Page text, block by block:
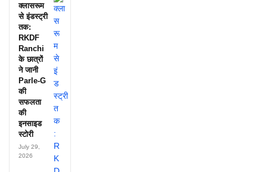
क्लासरूम
से इंडस्ट्री
तक:
RKDF
Ranchi
के छात्रों
ने जानी
Parle-G
की
सफलता
की
इनसाइड
स्टोरी
July 29,
2026